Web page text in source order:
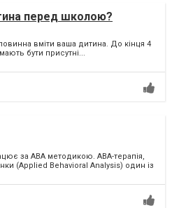
перед школою?
вміти ваша дитина. До кінця 4
бути присутні...
за АВА методикою. ABA-терапія,
(Applied Behavioral Analysis) один із